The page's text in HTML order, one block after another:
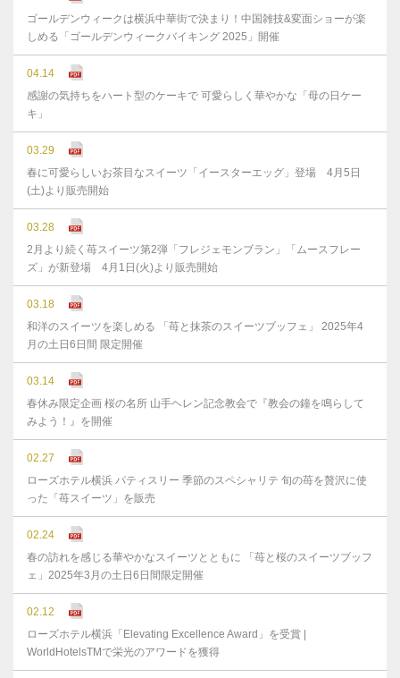
ゴールデンウィークは横浜中華街で決まり！中国雑技&変面ショーが楽
しめる「ゴールデンウィークバイキング 2025」開催
04.14
感謝の気持ちをハート型のケーキで 可愛らしく華やかな「母の日ケー
キ」
03.29
春に可愛らしいお茶目なスイーツ「イースターエッグ」登場 4月5日
(土)より販売開始
03.28
2月より続く苺スイーツ第2弾「フレジェモンブラン」「ムースフレー
ズ」が新登場 4月1日(火)より販売開始
03.18
和洋のスイーツを楽しめる 「苺と抹茶のスイーツブッフェ」 2025年4
月の土日6日間 限定開催
03.14
春休み限定企画 桜の名所 山手ヘレン記念教会で『教会の鐘を鳴らして
みよう！』を開催
02.27
ローズホテル横浜 パティスリー 季節のスペシャリテ 旬の苺を贅沢に使
った「苺スイーツ」を販売
02.24
春の訪れを感じる華やかなスイーツとともに 「苺と桜のスイーツブッフ
ェ」2025年3月の土日6日間限定開催
02.12
ローズホテル横浜「Elevating Excellence Award」を受賞 |
WorldHotelsTMで栄光のアワードを獲得